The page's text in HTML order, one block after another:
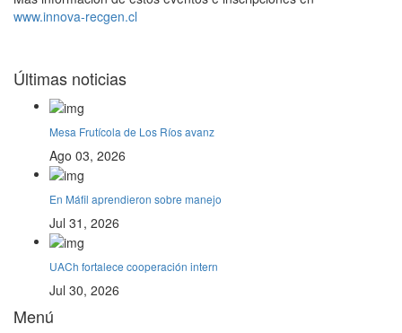
www.innova-recgen.cl
Últimas noticias
Mesa Frutícola de Los Ríos avanz
Ago 03, 2026
En Máfil aprendieron sobre manejo
Jul 31, 2026
UACh fortalece cooperación intern
Jul 30, 2026
Menú